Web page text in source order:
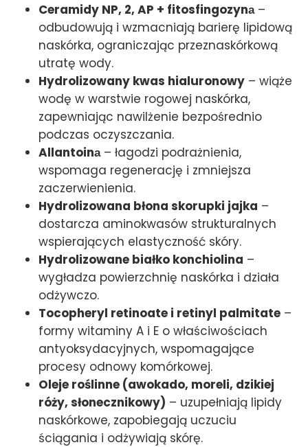
Ceramidy NP, 2, AP + fitosfingozynа–
odbudowują i wzmacniają barierę lipidową
naskórka, ograniczając przeznaskórkową
utratę wody.
Hydrolizowany kwas hialuronowy – wiąże
wodę w warstwie rogowej naskórka,
zapewniając nawilżenie bezpośrednio
podczas oczyszczania.
Allantoinа– łagodzi podrażnienia,
wspomaga regenerację i zmniejsza
zaczerwienienia.
Hydrolizowana błona skorupki jajka –
dostarcza aminokwasów strukturalnych
wspierających elastyczność skóry.
Hydrolizowane białko konchiolina –
wygładza powierzchnię naskórka i działa
odżywczo.
Tocopheryl retinoate i retinyl palmitate –
formy witaminy A i E o właściwościach
antyoksydacyjnych, wspomagające
procesy odnowy komórkowej.
Oleje roślinne (awokado, moreli, dzikiej
róży, słonecznikowy) – uzupełniają lipidy
naskórkowe, zapobiegają uczuciu
ściągania i odżywiają skórę.